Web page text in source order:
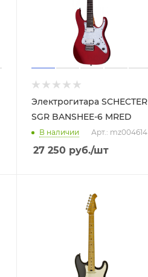
Электрогитара SCHECTER
SGR BANSHEE-6 MRED
В наличии Арт.: mz004614
27 250 руб./шт